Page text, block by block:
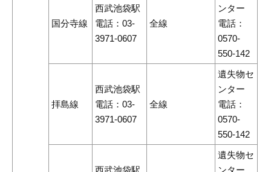
国分寺線
西武池袋駅
電話：03-
3971-0607
全線
ンター
電話：
0570-
550-142
拝島線
西武池袋駅
電話：03-
3971-0607
全線
遺失物セ
ンター
電話：
0570-
550-142
西武池袋駅
遺失物セ
ンター